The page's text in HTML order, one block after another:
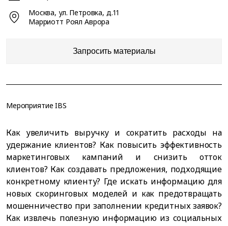
Москва, ул. Петровка, д.11
Марриотт Роял Аврора
Запросить материалы
Мероприятие IBS
Как увеличить выручку и сократить расходы на
удержание клиентов? Как повысить эффективность
маркетинговых кампаний и снизить отток
клиентов? Как создавать предложения, подходящие
конкретному клиенту? Где искать информацию для
новых скоринговых моделей и как предотвращать
мошенничество при заполнении кредитных заявок?
Как извлечь полезную информацию из социальных